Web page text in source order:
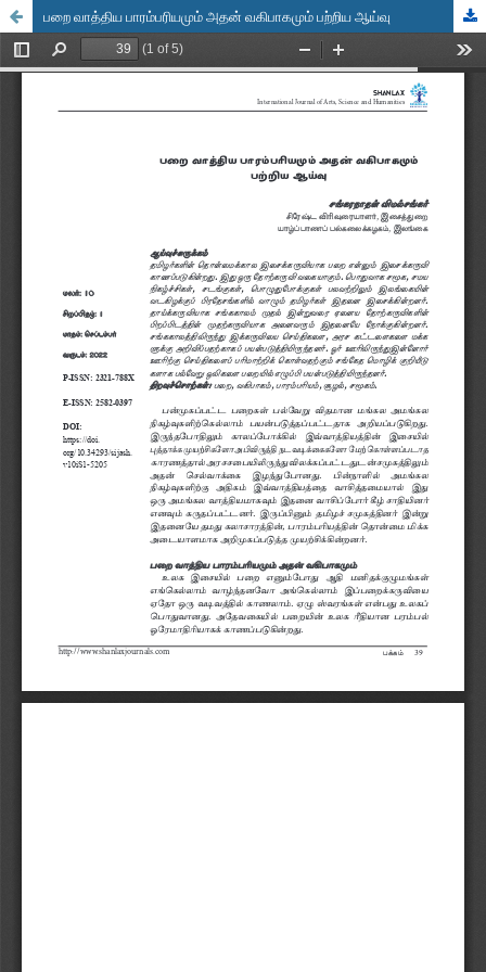
பறை வாத்திய பாரம்பரியமும் அதன் வகிபாகமும் பற்றிய ஆய்வு